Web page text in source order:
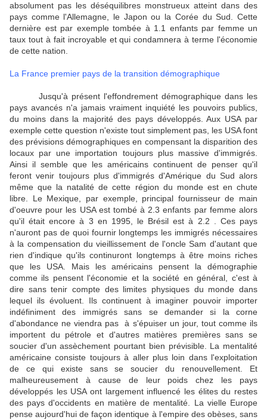
absolument pas les déséquilibres monstrueux atteint dans des
pays comme l'Allemagne, le Japon ou la Corée du Sud. Cette
dernière est par exemple tombée à 1.1 enfants par femme un
taux tout à fait incroyable et qui condamnera à terme l'économie
de cette nation.
La France premier pays de la transition démographique
Jusqu'à présent l'effondrement démographique dans les
pays avancés n'a jamais vraiment inquiété les pouvoirs publics,
du moins dans la majorité des pays développés. Aux USA par
exemple cette question n'existe tout simplement pas, les USA font
des prévisions démographiques en compensant la disparition des
locaux par une importation toujours plus massive d'immigrés.
Ainsi il semble que les américains continuent de penser qu'il
feront venir toujours plus d'immigrés d'Amérique du Sud alors
même que la natalité de cette région du monde est en chute
libre. Le Mexique, par exemple, principal fournisseur de main
d'oeuvre pour les USA est tombé à 2.3 enfants par femme alors
qu'il était encore à 3 en 1995, le Brésil est à 2.2 . Ces pays
n'auront pas de quoi fournir longtemps les immigrés nécessaires
à la compensation du vieillissement de l'oncle Sam d'autant que
rien d'indique qu'ils continuront longtemps à être moins riches
que les USA. Mais les américains pensent la démographie
comme ils pensent l'économie et la société en général, c'est à
dire sans tenir compte des limites physiques du monde dans
lequel ils évoluent. Ils continuent à imaginer pouvoir importer
indéfiniment des immigrés sans se demander si la corne
d'abondance ne viendra pas à s'épuiser un jour, tout comme ils
importent du pétrole et d'autres matières premières sans se
soucier d'un assèchement pourtant bien prévisible. La mentalité
américaine consiste toujours à aller plus loin dans l'exploitation
de ce qui existe sans se soucier du renouvellement. Et
malheureusement à cause de leur poids chez les pays
développés les USA ont largement influencé les élites du restes
des pays d'occidents en matière de mentalité. La vielle Europe
pense aujourd'hui de façon identique à l'empire des obèses, sans